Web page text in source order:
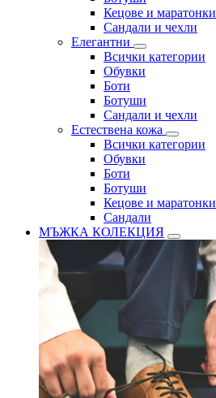
Кецове и маратонки
Сандали и чехли
Елегантни
Всички категории
Обувки
Боти
Ботуши
Сандали и чехли
Естествена кожа
Всички категории
Обувки
Боти
Ботуши
Кецове и маратонки
Сандали
МЪЖКА КОЛЕКЦИЯ